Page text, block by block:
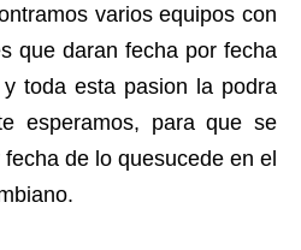
varios equipos con
que daran fecha por fecha
toda esta pasion la podra
esperamos, para que se
de lo quesucede en el